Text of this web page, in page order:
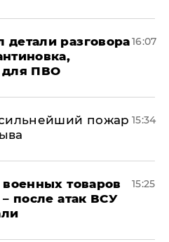
детали разговора
для ПВО
16:07
пожар 15:34
товаров
после атак ВСУ
15:25